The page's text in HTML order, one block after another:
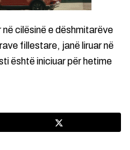
cilësinë e dëshmitarëve
fillestare, janë liruar në
është iniciuar për hetime